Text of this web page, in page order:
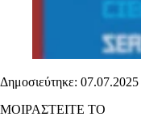
Δημοσιεύτηκε: 07.07.2025
ΜΟΙΡΑΣΤΕΙΤΕ ΤΟ